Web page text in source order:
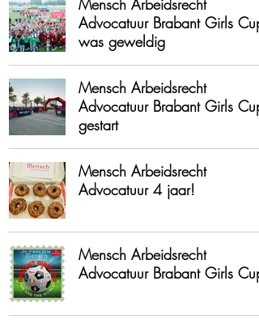
Mensch Arbeidsrecht
Advocatuur Brabant Girls Cup
was geweldig
Mensch Arbeidsrecht
Advocatuur Brabant Girls Cup
gestart
Mensch Arbeidsrecht
Advocatuur 4 jaar!
Mensch Arbeidsrecht
Advocatuur Brabant Girls Cup